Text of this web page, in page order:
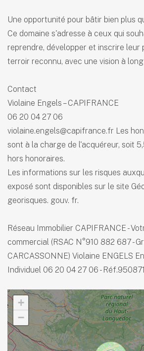
+
−
Une opportunité pour bâtir bien plus
Ce domaine s'adresse à ceux qui
reprendre, développer et inscrire leur
terroir reconnu, avec une vision à
Contact
Violaine Engels – CAPIFRANCE
06 20 04 27 06
violaine.engels@capifrance.fr Les
sont à la charge de l'acquéreur, soit
hors honoraires.
Les informations sur les risques
exposé sont disponibles sur le site
georisques. gouv. fr.
Réseau Immobilier CAPIFRANCE -
commercial (RSAC N°910 882 687 -
CARCASSONNE) Violaine ENGELS
Individuel 06 20 04 27 06 - Réf.950871